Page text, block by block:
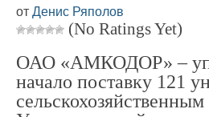
от Денис Ряполов
(No Ratings Yet)
ОАО «АМКОДОР» –
начало поставку 121